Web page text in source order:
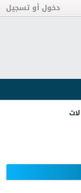
دخول أو تسجيل